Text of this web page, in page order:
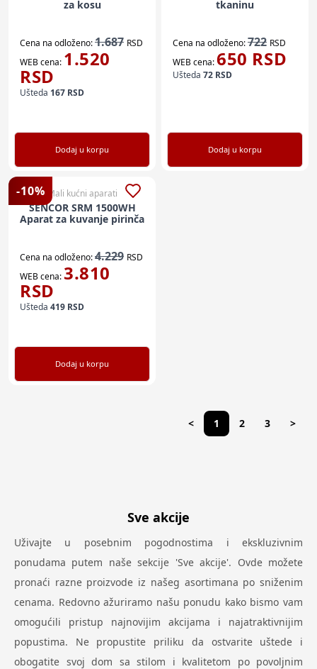
za kosu
Cena na odloženo:1.687 RSD
WEB cena: 1.520
RSD
Ušteda 167 RSD
Dodaj u korpu
tkaninu
Cena na odloženo:722 RSD
WEB cena:650 RSD
Ušteda 72 RSD
Dodaj u korpu
-10% Mali kućni aparati
SENCOR SRM 1500WH
Aparat za kuvanje pirinča
Cena na odloženo:4.229 RSD
WEB cena:3.810
RSD
Ušteda 419 RSD
Dodaj u korpu
< 1 2 3 >
Sve akcije
Uživajte u posebnim pogodnostima i ekskluzivnim
ponudama putem naše sekcije 'Sve akcije'. Ovde možete
pronaći razne proizvode iz našeg asortimana po sniženim
cenama. Redovno ažuriramo našu ponudu kako bismo vam
omogućili pristup najnovijim akcijama i najatraktivnijim
popustima. Ne propustite priliku da ostvarite uštede i
obogatite svoj dom sa stilom i kvalitetom po povoljnim